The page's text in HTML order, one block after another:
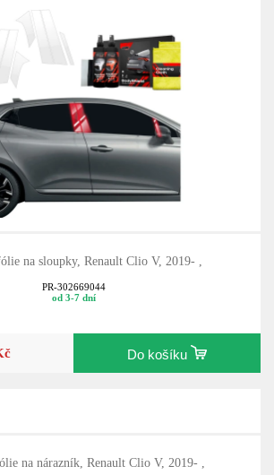
na sloupky, Renault Clio V, 2019- ,
PR-302669044
od 3-7 dní
Do košíku
na nárazník, Renault Clio V, 2019- ,